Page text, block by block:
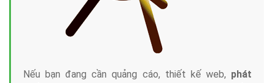
Nếu bạn đang cần quảng cáo, thiết kế web, phát